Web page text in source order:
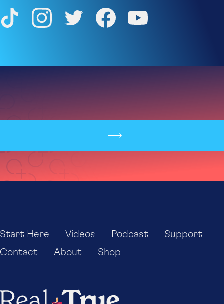
TikTokInstagramTwitterFacebookYouTube
Real+True
Start Here Videos Podcast
Support
Contact
About Shop